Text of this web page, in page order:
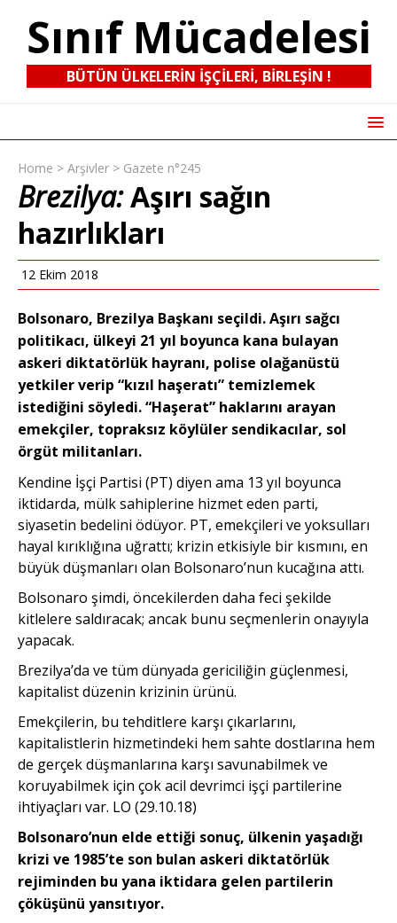
Sınıf Mücadelesi
BÜTÜN ÜLKELERIN IŞÇILERI, BIRLEŞIN !
Home > Arşivler > Gazete n°245
Brezilya:Aşırı sağın
hazırlıkları
12 Ekim 2018
Bolsonaro, Brezilya Başkanı seçildi. Aşırı sağcı
politikacı, ülkeyi 21 yıl boyunca kana bulayan
askeri diktatörlük hayranı, polise olağanüstü
yetkiler verip “kızıl haşeratı” temizlemek
istediğini söyledi. “Haşerat” haklarını arayan
emekçiler, topraksız köylüler sendikacılar, sol
örgüt militanları.
Kendine İşçi Partisi (PT) diyen ama 13 yıl boyunca
iktidarda, mülk sahiplerine hizmet eden parti,
siyasetin bedelini ödüyor. PT, emekçileri ve yoksulları
hayal kırıklığına uğrattı; krizin etkisiyle bir kısmını, en
büyük düşmanları olan Bolsonaro’nun kucağına attı.
Bolsonaro şimdi, öncekilerden daha feci şekilde
kitlelere saldıracak; ancak bunu seçmenlerin onayıyla
yapacak.
Brezilya’da ve tüm dünyada gericiliğin güçlenmesi,
kapitalist düzenin krizinin ürünü.
Emekçilerin, bu tehditlere karşı çıkarlarını,
kapitalistlerin hizmetindeki hem sahte dostlarına hem
de gerçek düşmanlarına karşı savunabilmek ve
koruyabilmek için çok acil devrimci işçi partilerine
ihtiyaçları var. LO (29.10.18)
Bolsonaro’nun elde ettiği sonuç, ülkenin yaşadığı
krizi ve 1985’te son bulan askeri diktatörlük
rejiminden bu yana iktidara gelen partilerin
çöküşünü yansıtıyor.